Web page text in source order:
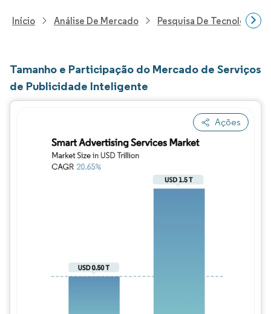
Início Análise De Mercado Pesquisa De Tecnologia,
Tamanho e Participação do Mercado de Serviços
de Publicidade Inteligente
Ações